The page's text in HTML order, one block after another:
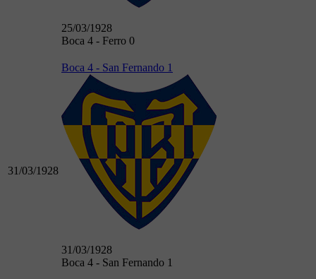
25/03/1928
Boca 4 - Ferro 0
31/03/1928
Boca 4 - San Fernando 1
31/03/1928
Boca 4 - San Fernando 1